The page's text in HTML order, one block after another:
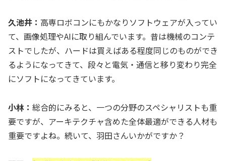
久池井： 高専ロボコンにもかなりソフトウェアが入ってい
て、画像処理やAIに取り組んでいます。昔は機械のコンテ
ストでしたが、ハードは買えばある程度同じのものができ
るようになってきて、段々と電気・通信と移り変わり完全
にソフトになってきています。
小林： 総合的にみると、一つの分野のスペシャリストも重
要ですが、アーキテクチャ含めた全体最適ができる人材も
重要ですよね。続いて、羽田さんいかがですか？